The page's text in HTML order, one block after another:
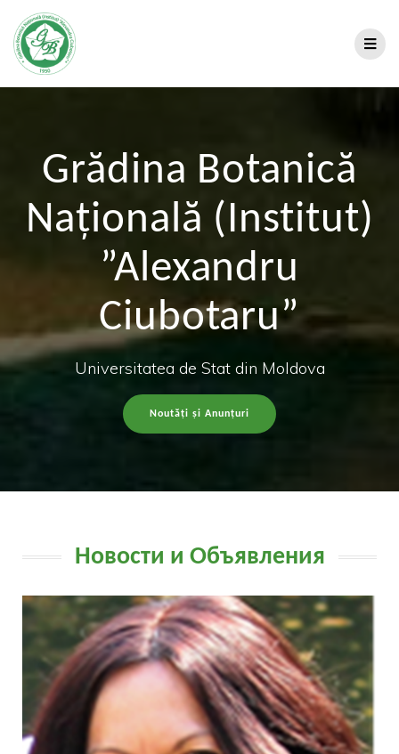
Grădina Botanică
Națională (Institut)
”Alexandru
Ciubotaru”
Universitatea de Stat din Moldova
Noutăți și Anunțuri
Новости и Объявления